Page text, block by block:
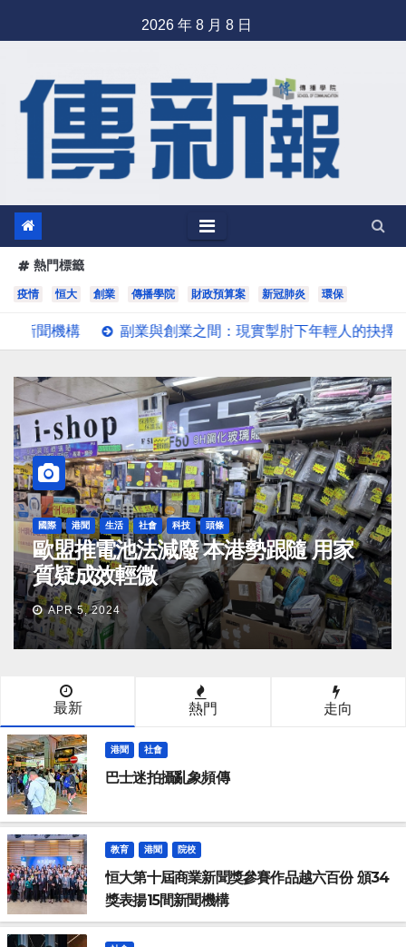
to
2026 年 8 月 8 日
熱門標籤
疫情 恒大 創業 傳播學院 財政預算案 新冠肺炎 環保
副業與創業之間：現實掣肘下年輕人的抉擇 機管局舉行
院校 頭條
辦「院長論壇」議AI與新傳
人物 專題 頭條
年青運動
泳健將 「
並駕齊驅.
JUN 24, 2024
最新 熱門 走向
港聞 社會
巴士迷拍攝亂象頻傳
教育 港聞 院校
恒大第十屆商業新聞獎參賽作品越六百份 頒34
獎表揚15間新聞機構